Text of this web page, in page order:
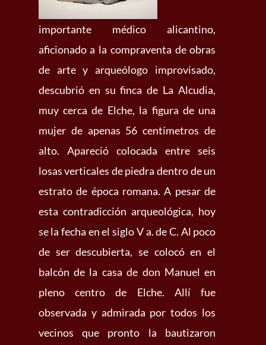
importante médico alicantino,
aficionado a la compraventa de obras
de arte y arqueólogo improvisado,
descubrió en su finca de La Alcudia,
muy cerca de Elche, la figura de una
mujer de apenas 56 centímetros de
alto. Apareció colocada entre seis
losas verticales de piedra dentro de un
estrato de época romana. A pesar de
esta contradicción arqueológica, hoy
se la fecha en el siglo V a. de C. Al poco
de ser descubierta, se colocó en el
balcón de la casa de don Manuel en
pleno centro de Elche. Allí fue
observada y admirada por todos los
vecinos que pronto la bautizaron